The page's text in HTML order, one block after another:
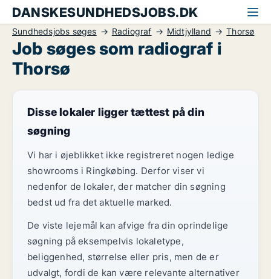
DANSKESUNDHEDSJOBS.DK
Sundhedsjobs søges Radiograf Midtjylland Thorsø
Job søges som radiograf i
Thorsø
Disse lokaler ligger tættest på din
søgning
Vi har i øjeblikket ikke registreret nogen ledige
showrooms i Ringkøbing. Derfor viser vi
nedenfor de lokaler, der matcher din søgning
bedst ud fra det aktuelle marked.
De viste lejemål kan afvige fra din oprindelige
søgning på eksempelvis lokaletype,
beliggenhed, størrelse eller pris, men de er
udvalgt, fordi de kan være relevante alternativer